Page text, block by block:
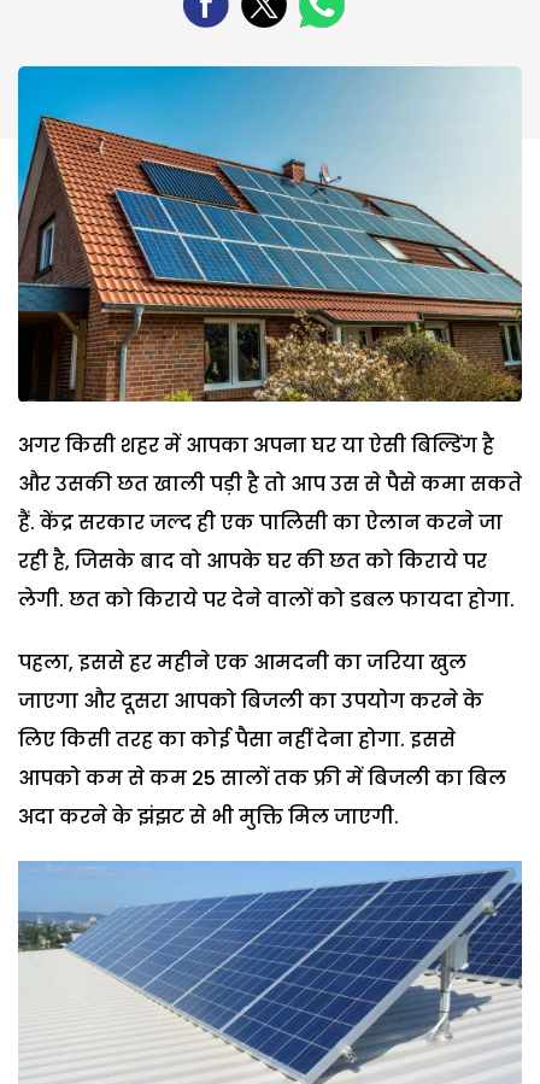
अगर किसी शहर में आपका अपना घर या ऐसी बिल्डिंग है
और उसकी छत खाली पड़ी है तो आप उस से पैसे कमा सकते
हैं. केंद्र सरकार जल्द ही एक पालिसी का ऐलान करने जा
रही है, जिसके बाद वो आपके घर की छत को किराये पर
लेगी. छत को किराये पर देने वालों को डबल फायदा होगा.
पहला, इससे हर महीने एक आमदनी का जरिया खुल
जाएगा और दूसरा आपको बिजली का उपयोग करने के
लिए किसी तरह का कोई पैसा नहीं देना होगा. इससे
आपको कम से कम 25 सालों तक फ्री में बिजली का बिल
अदा करने के झंझट से भी मुक्ति मिल जाएगी.